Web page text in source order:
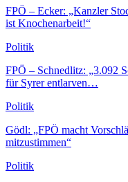
FPÖ – Ecker: „Kanzler
ist Knochenarbeit!“
Politik
FPÖ – Schnedlitz: „3.092
für Syrer entlarven…
Politik
Gödl: „FPÖ macht
mitzustimmen“
Politik